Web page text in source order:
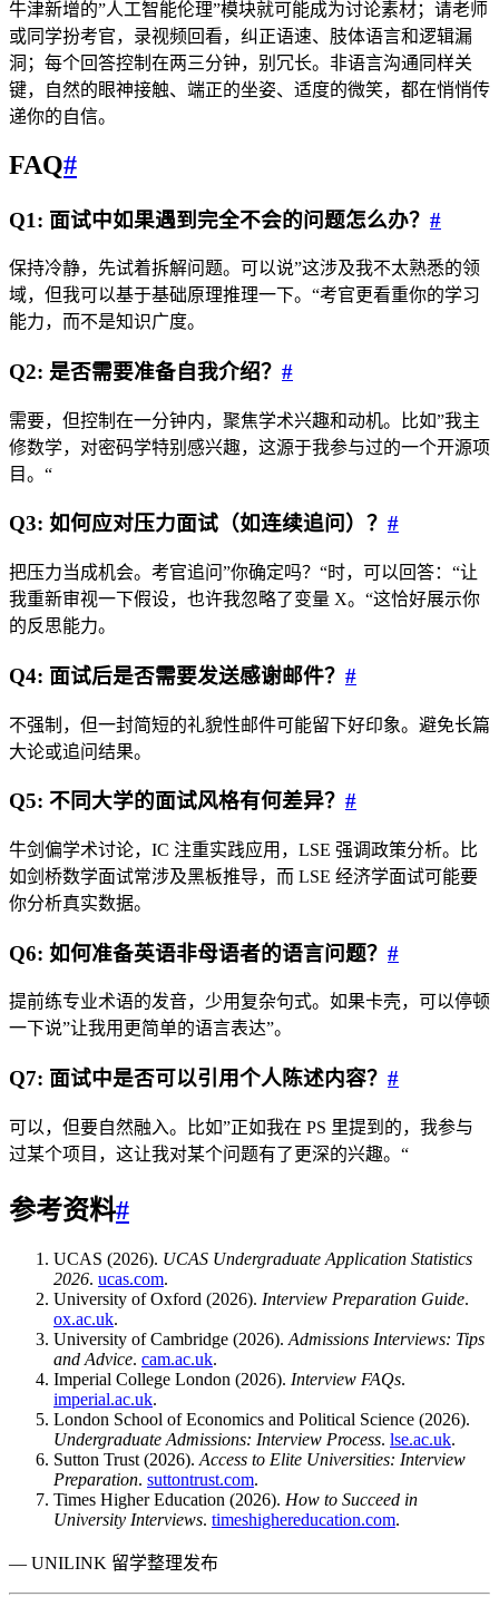
牛津新增的”人工智能伦理”模块就可能成为讨论素材；请老师
或同学扮考官，录视频回看，纠正语速、肢体语言和逻辑漏
洞；每个回答控制在两三分钟，别冗长。非语言沟通同样关
键，自然的眼神接触、端正的坐姿、适度的微笑，都在悄悄传
递你的自信。
FAQ#
Q1: 面试中如果遇到完全不会的问题怎么办？ #
保持冷静，先试着拆解问题。可以说”这涉及我不太熟悉的领
域，但我可以基于基础原理推理一下。“考官更看重你的学习
能力，而不是知识广度。
Q2: 是否需要准备自我介绍？ #
需要，但控制在一分钟内，聚焦学术兴趣和动机。比如”我主
修数学，对密码学特别感兴趣，这源于我参与过的一个开源项
目。“
Q3: 如何应对压力面试（如连续追问）？ #
把压力当成机会。考官追问”你确定吗？“时，可以回答：“让
我重新审视一下假设，也许我忽略了变量 X。“这恰好展示你
的反思能力。
Q4: 面试后是否需要发送感谢邮件？ #
不强制，但一封简短的礼貌性邮件可能留下好印象。避免长篇
大论或追问结果。
Q5: 不同大学的面试风格有何差异？ #
牛剑偏学术讨论，IC 注重实践应用，LSE 强调政策分析。比
如剑桥数学面试常涉及黑板推导，而 LSE 经济学面试可能要
你分析真实数据。
Q6: 如何准备英语非母语者的语言问题？ #
提前练专业术语的发音，少用复杂句式。如果卡壳，可以停顿
一下说”让我用更简单的语言表达”。
Q7: 面试中是否可以引用个人陈述内容？ #
可以，但要自然融入。比如”正如我在 PS 里提到的，我参与
过某个项目，这让我对某个问题有了更深的兴趣。“
参考资料#
UCAS (2026). UCAS Undergraduate Application Statistics
2026. ucas.com.
University of Oxford (2026). Interview Preparation Guide.
ox.ac.uk.
University of Cambridge (2026). Admissions Interviews: Tips
and Advice. cam.ac.uk.
Imperial College London (2026). Interview FAQs.
imperial.ac.uk.
London School of Economics and Political Science (2026).
Undergraduate Admissions: Interview Process. lse.ac.uk.
Sutton Trust (2026). Access to Elite Universities: Interview
Preparation. suttontrust.com.
Times Higher Education (2026). How to Succeed in
University Interviews. timeshighereducation.com.
— UNILINK 留学整理发布